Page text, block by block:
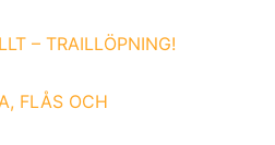
– TRAILLÖPNING!
FLÅS OCH